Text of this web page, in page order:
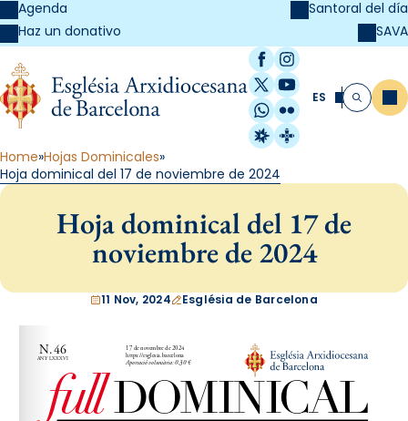
Agenda
Haz un donativo
Santoral del día
SAVA
Facebook
Instagram
X / Twitter
YouTube
WhatsApp
Flickr
Radio Estel
Catalunya
ES Buscar
Home Hojas Dominicales
Hoja dominical del 17 de noviembre de 2024
Hoja dominical del 17 de
noviembre de 2024
11 Nov, 2024 Església de Barcelona